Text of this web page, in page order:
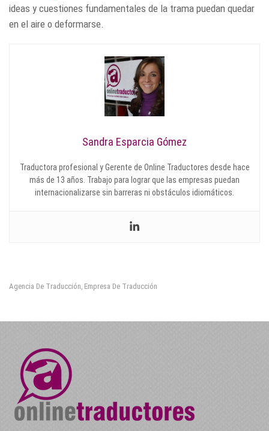
ideas y cuestiones fundamentales de la trama puedan quedar
en el aire o deformarse.
Sandra Esparcia Gómez
Traductora profesional y Gerente de Online Traductores desde hace
más de 13 años. Trabajo para lograr que las empresas puedan
internacionalizarse sin barreras ni obstáculos idiomáticos.
Agencia De Traducción, Empresa De Traducción